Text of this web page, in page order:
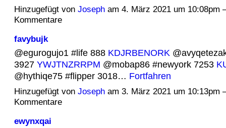
Hinzugefügt von Josepham 4. März 2021 um 10:08pm
Kommentare
favybujk
@egurogujo1 #life 888 KDJRBENORK
3927 YWJTNZRRPM @mobap86 #newyork 7253
@hythiqe75 #flipper 3018… Fortfahren
Hinzugefügt von Josepham 3. März 2021 um 10:13pm
Kommentare
ewynxqai